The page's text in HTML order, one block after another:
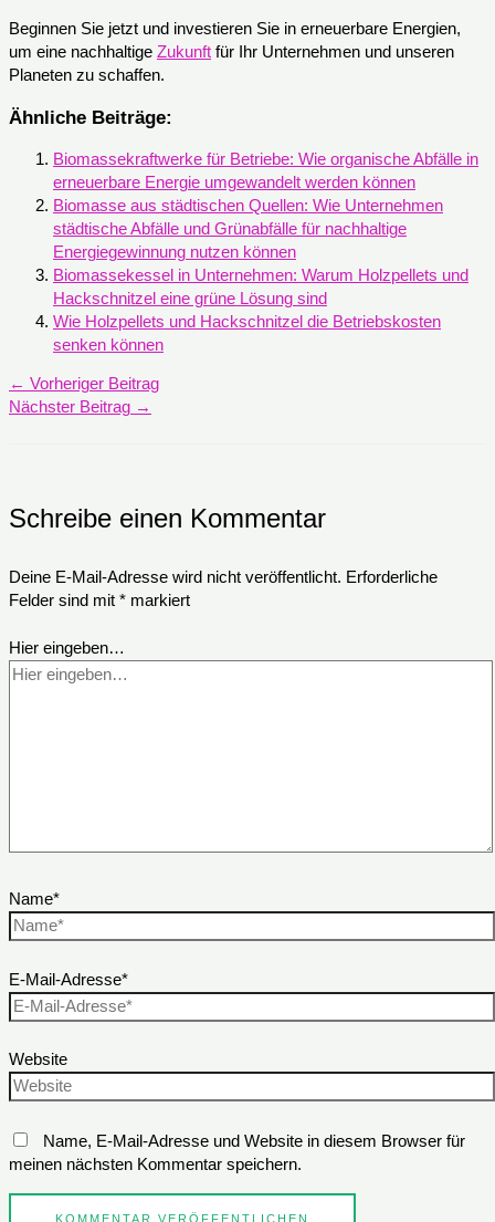
Beginnen Sie jetzt und investieren Sie in erneuerbare Energien,
um eine nachhaltige Zukunft für Ihr Unternehmen und unseren
Planeten zu schaffen.
Ähnliche Beiträge:
Biomassekraftwerke für Betriebe: Wie organische Abfälle in
erneuerbare Energie umgewandelt werden können
Biomasse aus städtischen Quellen: Wie Unternehmen
städtische Abfälle und Grünabfälle für nachhaltige
Energiegewinnung nutzen können
Biomassekessel in Unternehmen: Warum Holzpellets und
Hackschnitzel eine grüne Lösung sind
Wie Holzpellets und Hackschnitzel die Betriebskosten
senken können
← Vorheriger Beitrag
Nächster Beitrag →
Schreibe einen Kommentar
Deine E-Mail-Adresse wird nicht veröffentlicht. Erforderliche
Felder sind mit * markiert
Hier eingeben…
Name*
E-Mail-Adresse*
Website
Name, E-Mail-Adresse und Website in diesem Browser für
meinen nächsten Kommentar speichern.